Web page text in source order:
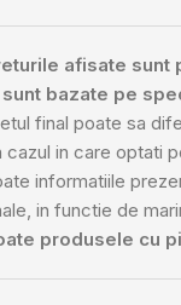
afisate sunt
bazate pe
final poate sa
cazul in care optati
informatiile
in functie de
produsele cu